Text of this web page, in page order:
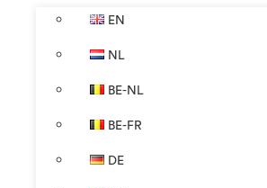
EN
NL
BE-NL
BE-FR
DE